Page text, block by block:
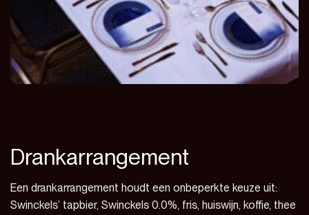
Drankarrangement
Een drankarrangement houdt een onbeperkte keuze uit:
Swinckels’ tapbier, Swinckels 0.0%, fris, huiswijn, koffie, thee